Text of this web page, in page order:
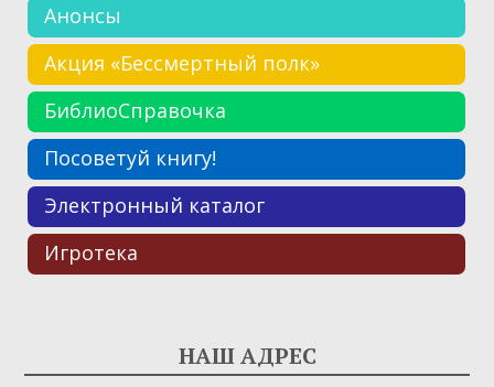
Анонсы
Акция «Бессмертный полк»
БиблиоСправочка
Посоветуй книгу!
Электронный каталог
Игротека
НАШ АДРЕС